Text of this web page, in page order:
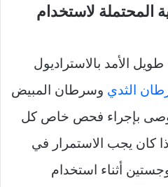
المحتملة لاستخدام
الأمد بالاستراديول
الثدي وسرطان المبيض
بإجراء فحص خاص كل
ما إذا كان يجب الاستمرار في
أثناء استخدام